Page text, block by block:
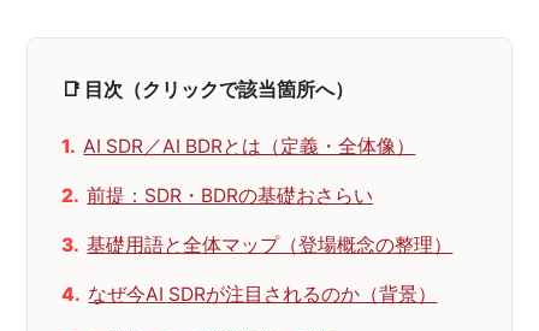
📑 目次（クリックで該当箇所へ）
AI SDR／AI BDRとは（定義・全体像）
前提：SDR・BDRの基礎おさらい
基礎用語と全体マップ（登場概念の整理）
なぜ今AI SDRが注目されるのか（背景）